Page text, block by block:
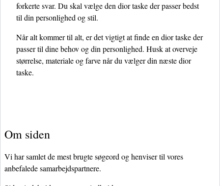
forkerte svar. Du skal vælge den dior taske der passer bedst
til din personlighed og stil.
Når alt kommer til alt, er det vigtigt at finde en dior taske der
passer til dine behov og din personlighed. Husk at overveje
størrelse, materiale og farve når du vælger din næste dior
taske.
Om siden
Vi har samlet de mest brugte søgeord og henviser til vores
anbefalede samarbejdspartnere.